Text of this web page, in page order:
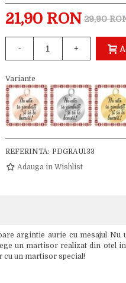
21,90 RON 29,90
- +
Variante
REFERINTA: PDGRAU133
Adauga in Wishlist
argintie aurie cu mesajul
un martisor realizat din
un martisor special!